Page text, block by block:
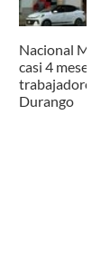
Nacional
casi 4 meses
trabajadores
Durango